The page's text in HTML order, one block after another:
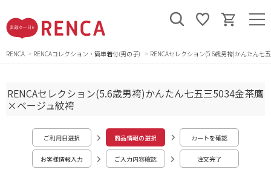
RENCA RENCAコレクション・簡単着付(男の子) RENCAセレクション(5.6歳男袴)かんたん七
RENCAセレクション(5.6歳男袴)かんたん七五三5034金茶鷹
×ベージュ紋袴
ご利用日選択 商品情報の選択 カートを確認
お客様情報入力 ご入力内容確認 注文完了